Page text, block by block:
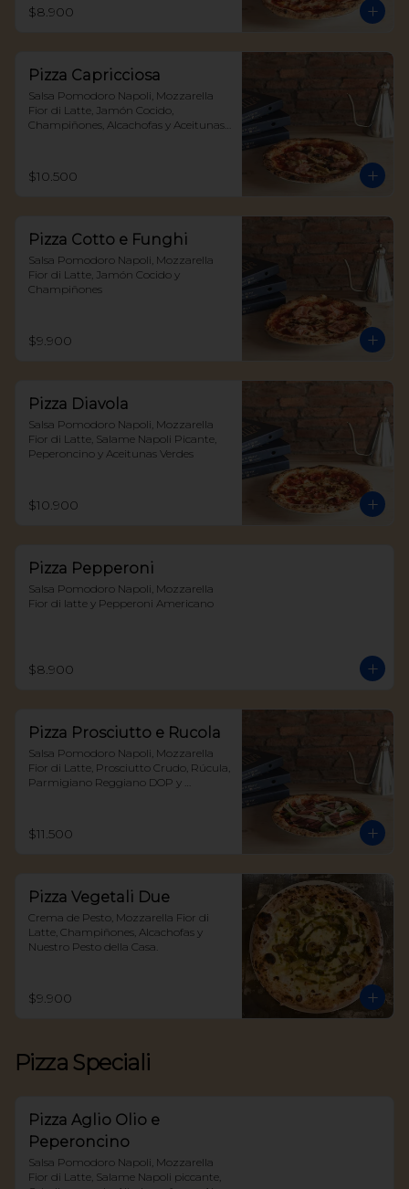
$8.900
Pizza Capricciosa
Salsa Pomodoro Napoli, Mozzarella
Fior di Latte, Jamón Cocido,
Champiñones, Alcachofas y Aceitunas
$10.500
Pizza Cotto e Funghi
Salsa Pomodoro Napoli, Mozzarella
Fior di Latte, Jamón Cocido y
Champiñones
$9.900
Pizza Diavola
Salsa Pomodoro Napoli, Mozzarella
Fior di Latte, Salame Napoli Picante,
Peperoncino y Aceitunas Verdes
$10.900
Pizza Pepperoni
Salsa Pomodoro Napoli, Mozzarella
Fior di latte y Pepperoni Americano
$8.900
Pizza Prosciutto e Rucola
Salsa Pomodoro Napoli, Mozzarella
Fior di Latte, Prosciutto Crudo, Rúcula,
Parmigiano Reggiano DOP y
$11.500
Pizza Vegetali Due
Crema de Pesto, Mozzarella Fior di
Latte, Champiñones, Alcachofas y
Nuestro Pesto della Casa.
$9.900
Pizza Speciali
Pizza Aglio Olio e
Peperoncino
Salsa Pomodoro Napoli, Mozzarella
Fior di Latte, Salame Napoli piccante,